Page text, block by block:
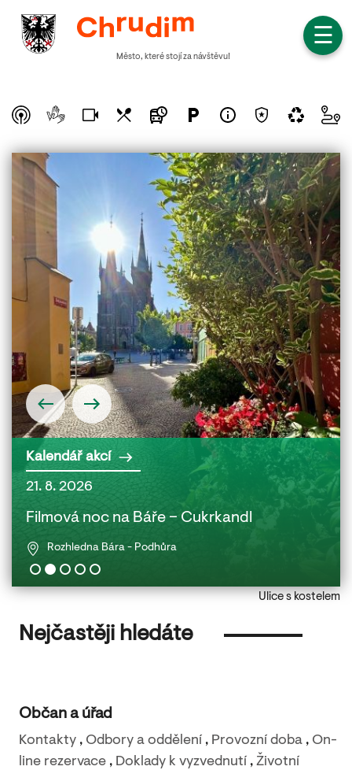
☰
Město, které stojí za návštěvu!
Kalendář akcí
21. 8. 2026
Filmová noc na Báře – Cukrkandl
Rozhledna Bára - Podhůra
22.
Ulice s kostelem
Nejčastěji hledáte
Občan a úřad
Kontakty , Odbory a oddělení , Provozní doba , On-
line rezervace , Doklady k vyzvednutí , Životní